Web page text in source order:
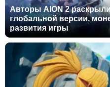
Авторы AION 2
глобальной версии,
развития игры